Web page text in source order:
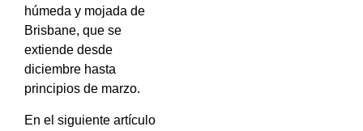
húmeda y mojada de
Brisbane, que se
extiende desde
diciembre hasta
principios de marzo.
En el siguiente artículo